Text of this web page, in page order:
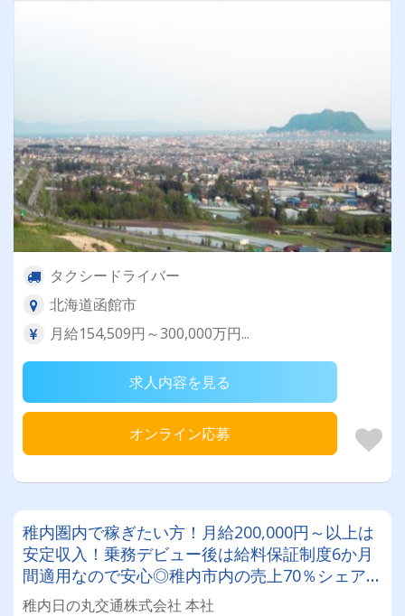
タクシードライバー
北海道函館市
月給154,509円～300,000万円...
求人内容を見る
オンライン応募
稚内圏内で稼ぎたい方！月給200,000円～以上は
安定収入！乗務デビュー後は給料保証制度6か月
間適用なので安心◎稚内市内の売上70％シェア!!
未経験でもチャレンジしやすい環境☆
稚内日の丸交通株式会社 本社